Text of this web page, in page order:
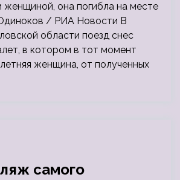
она погибла на месте
/ РИА Новости В
области поезд снес
в котором в тот момент
женщина, от полученных
самого